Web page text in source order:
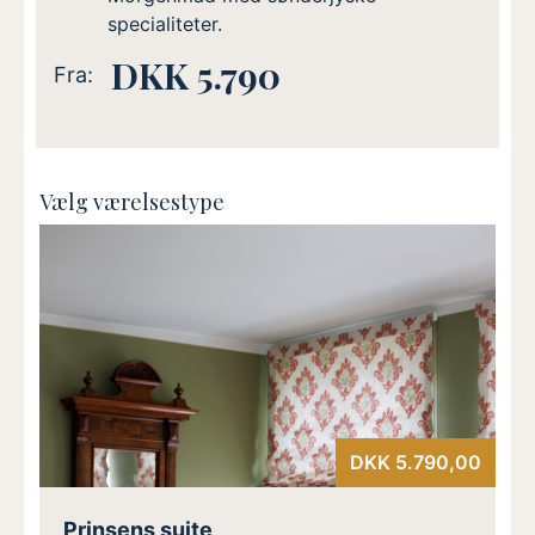
specialiteter.
Fra: DKK 5.790
Vælg værelsestype
Prinsens suite
DKK 5.790,00